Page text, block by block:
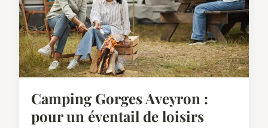
Camping Gorges Aveyron :
pour un éventail de loisirs